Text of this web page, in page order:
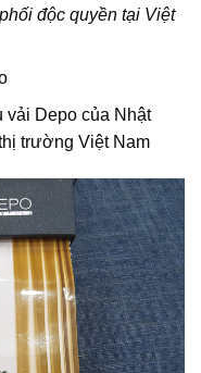
độc quyền tại Việt
vải Depo của Nhật
trường Việt Nam